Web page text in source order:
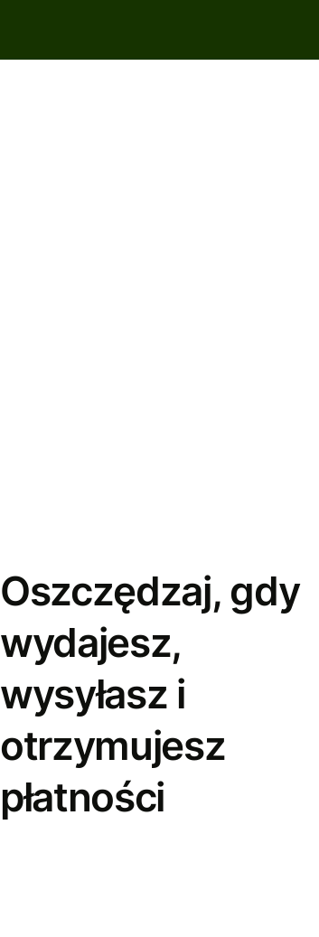
Oszczędzaj, gdy
wydajesz,
wysyłasz i
otrzymujesz
płatności